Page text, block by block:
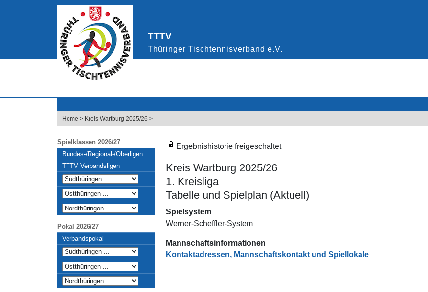
Home > Kreis Wartburg 2025/26 >
Spielklassen 2026/27
Bundes-/Regional-/Oberligen
TTTV Verbandsligen
Pokal 2026/27
Verbandspokal
Ergebnishistorie freigeschaltet
Kreis Wartburg 2025/26
1. Kreisliga
Tabelle und Spielplan (Aktuell)
Spielsystem
Werner-Scheffler-System
Mannschaftsinformationen
Kontaktadressen, Mannschaftskontakt und Spiellokale